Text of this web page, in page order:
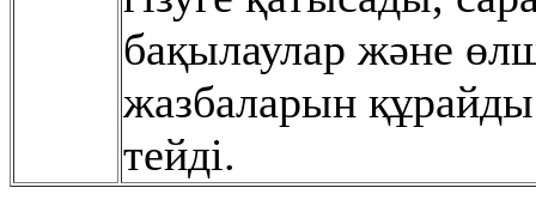
бақылаулар жəне
жазбаларын
тейді.